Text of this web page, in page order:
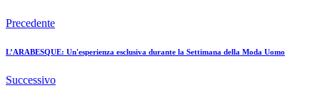
Precedente
L’ARABESQUE: Un'esperienza esclusiva durante la Settimana della Moda Uomo
Successivo